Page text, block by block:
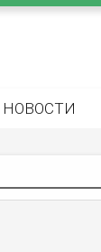
НОВОСТИ